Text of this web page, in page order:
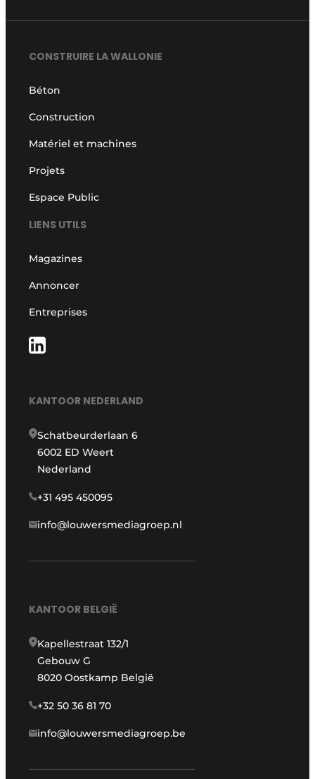
CONSTRUIRE LA WALLONIE
Béton
Construction
Matériel et machines
Projets
Espace Public
LIENS UTILS
Magazines
Annoncer
Entreprises
KANTOOR NEDERLAND
Schatbeurderlaan 6
6002 ED Weert
Nederland
+31 495 450095
info@louwersmediagroep.nl
KANTOOR BELGIË
Kapellestraat 132/1
Gebouw G
8020 Oostkamp België
+32 50 36 81 70
info@louwersmediagroep.be